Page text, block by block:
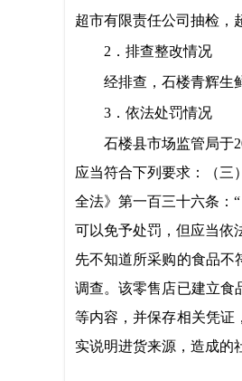
超市有限责任公司抽检，
2．排查整改情况
经排查， 石楼青辉生
3．依法处罚情况
石楼县市场监管局于
应当符合下列要求：（三
全法》第一百三十六条：
可以免予处罚，但应当依
先不知道所采购的食品不
调查。该零售店已建立食
等内容，并保存相关凭证
实说明进货来源，造成的